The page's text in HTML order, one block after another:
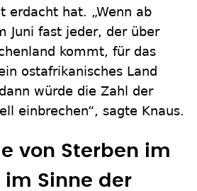
erdacht hat. „Wenn ab
Juni fast jeder, der über
kommt, für das
ostafrikanisches Land
würde die Zahl der
einbrechen“, sagte Knaus.
von Sterben im
Sinne der